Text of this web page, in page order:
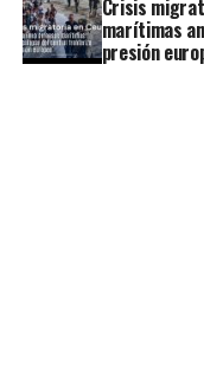
Crisis
marítimas
presión